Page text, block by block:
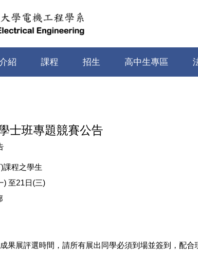
紹 課程 招生 高中生專區
士班專題競賽公告
課程之學生
) 至21日(三)
果展評選時間，請所有展出同學必須到場並簽到，配合